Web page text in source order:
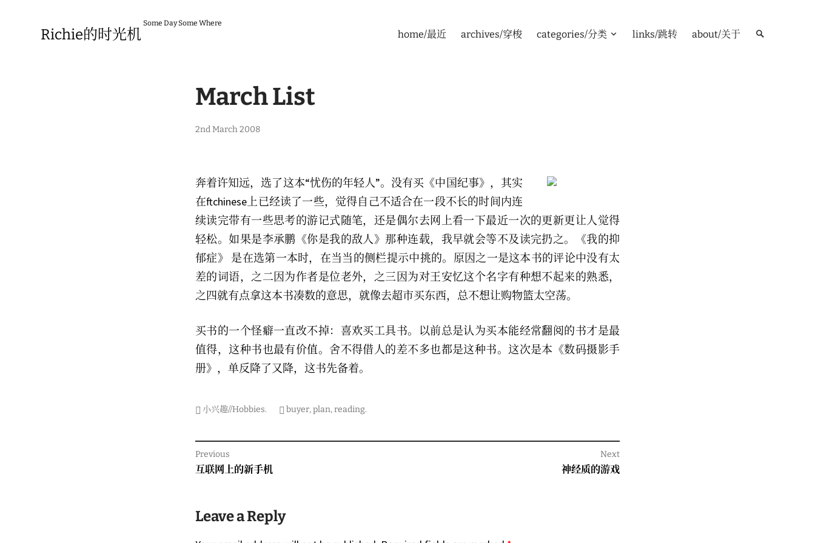
Richie的时光机
Some Day Some Where
home/最近 archives/穿梭 categories/分类 links/跳转 about/关于
March List
7
y
2
0
2
3
2nd March 2008
奔着许知远，选了这本“忧伤的年轻人”。没有买《中国纪事》，其实
在ftchinese上已经读了一些，觉得自己不适合在一段不长的时间内连
续读完带有一些思考的游记式随笔，还是偶尔去网上看一下最近一次的更新更让人觉得
轻松。如果是李承鹏《你是我的敌人》那种连载，我早就会等不及读完扔之。《我的抑
郁症》 是在选第一本时，在当当的侧栏提示中挑的。原因之一是这本书的评论中没有太
差的词语，之二因为作者是位老外，之三因为对王安忆这个名字有种想不起来的熟悉，
之四就有点拿这本书凑数的意思，就像去超市买东西，总不想让购物篮太空荡。
买书的一个怪癖一直改不掉：喜欢买工具书。以前总是认为买本能经常翻阅的书才是最
值得，这种书也最有价值。舍不得借人的差不多也都是这种书。这次是本《数码摄影手
册》，单反降了又降，这书先备着。
小兴趣//Hobbies. buyer,plan,reading.
Post
navigation
Previous
Previous
互联网上的新手机
Next
Next
神经质的游戏
Leave a Reply